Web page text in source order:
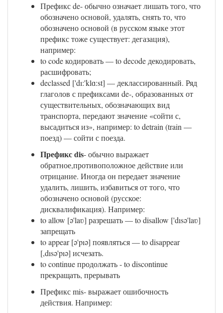
Префикс de- обычно означает лишать того, что
обозначено основой, удалять, снять то, что
обозначено основой (в русском языке этот
префикс тоже существует: дегазация),
например:
to code кодировать — to decode декодировать,
расшифровать;
declassed ['dı:'klɑ:st] — деклассированный. Ряд
глаголов с префиксами de-, образованных от
существительных, обозначающих вид
транспорта, передают значение «сойти с,
высадиться из», например: to detrain (train —
поезд) — сойти с поезда.
Префикс dis- обычно выражает
обратное,противоположное действие или
отрицание. Иногда он передает значение
удалить, лишить, избавиться от того, что
обозначено основой (русское:
дисквалификация). Например:
to allow [ə'laʋ] разрешать — to disallow ['dısə'laʋ]
запрещать
to appear [ə'pıə] появляться — to disappear
[,dısə'pıə] исчезать.
to continue продолжать - to discontinue
прекращать, прерывать
Префикс mis- выражает ошибочность
действия. Например: